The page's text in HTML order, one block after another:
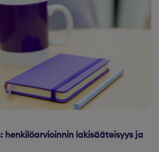
henkilöarvioinnin lakisääteisyys ja